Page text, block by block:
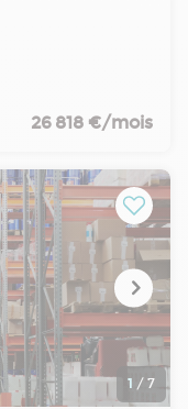
vous propose
par 2 quais et 3
d'accueillir très
complètent ce
26 818 €/mois
1 / 7